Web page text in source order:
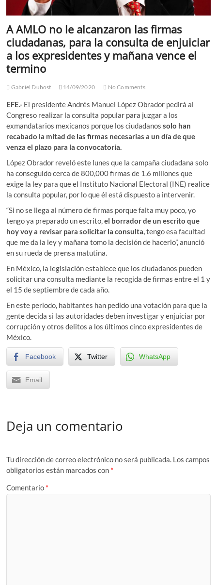
A AMLO no le alcanzaron las firmas
ciudadanas, para la consulta de enjuiciar
a los expresidentes y mañana vence el
termino
Gabriel Dubost 14/09/2020 No Comments
EFE.- El presidente Andrés Manuel López Obrador pedirá al
Congreso realizar la consulta popular para juzgar a los
exmandatarios mexicanos porque los ciudadanossolo han
recabado la mitad de las firmas necesarias a un día de que
venza el plazo para la convocatoria.
López Obrador reveló este lunes que la campaña ciudadana solo
ha conseguido cerca de 800,000 firmas de 1.6 millones que
exige la ley para que el Instituto Nacional Electoral (INE) realice
la consulta popular, por lo que él está dispuesto a intervenir.
“Si no se llega al número de firmas porque falta muy poco, yo
tengo ya preparado un escrito,el borrador de un escrito que
hoy voy a revisar para solicitar la consulta,tengo esa facultad
que me da la ley y mañana tomo la decisión de hacerlo”, anunció
en su rueda de prensa matutina.
En México, la legislación establece que los ciudadanos pueden
solicitar una consulta mediante la recogida de firmas entre el 1 y
el 15 de septiembre de cada año.
En este periodo, habitantes han pedido una votación para que la
gente decida si las autoridades deben investigar y enjuiciar por
corrupción y otros delitos a los últimos cinco expresidentes de
México.
Facebook Twitter WhatsApp
Email
Deja un comentario
Tu dirección de correo electrónico no será publicada. Los campos
obligatorios están marcados con *
Comentario *